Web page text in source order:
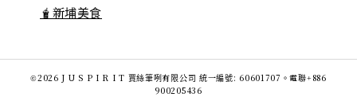
🧋新埔美食
©2026 J U S P I R I T 賈絲筆咧有限公司 統一編號: 60601707。電聯+886
900205436